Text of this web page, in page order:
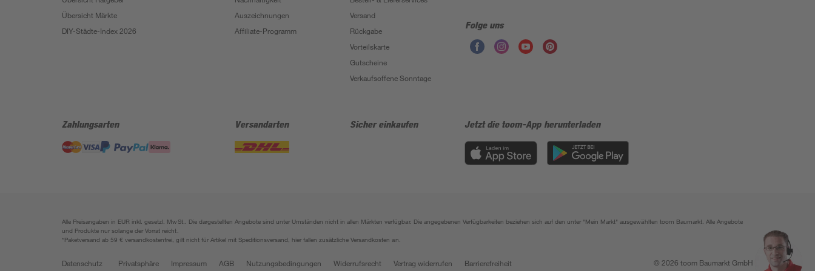
Übersicht Märkte
DIY-Städte-Index 2026
Auszeichnungen
Affiliate-Programm
Versand
Rückgabe
Vorteilskarte
Gutscheine
Verkaufsoffene Sonntage
Folge uns
Zahlungsarten Versandarten Sicher einkaufen Jetzt die toom-App herunterladen
Alle Preisangaben in EUR inkl. gesetzl. MwSt.. Die dargestellten Angebote sind unter Umständen nicht in allen Märkten verfügbar. Die angegebenen Verfügbarkeiten beziehen sich auf den unter "Mein Markt" ausgewählten toom Baumarkt. Alle Angebote
und Produkte nur solange der Vorrat reicht.
*Paketversand ab 59 € versandkostenfrei, gilt nicht für Artikel mit Speditionsversand, hier fallen zusätzliche Versandkosten an.
Datenschutz Privatsphäre Impressum AGB Nutzungsbedingungen Widerrufsrecht Vertrag widerrufen Barrierefreiheit © 2026 toom Baumarkt GmbH